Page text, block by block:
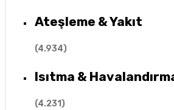
Ateşleme & Yakıt
(4.934)
Isıtma &
(4.231)